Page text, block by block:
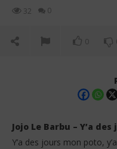
32 0
0
Jojo Le Barbu – Y’a
Y’a des jours mon poto,